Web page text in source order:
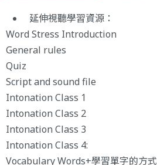
延伸視聽學習資源：
Word Stress Introduction
General rules
Quiz
Script and sound file
Intonation Class 1
Intonation Class 2
Intonation Class 3
Intonation Class 4:
Vocabulary Words+學習單字的方式